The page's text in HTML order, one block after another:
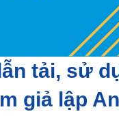
tải, sử
giả lập